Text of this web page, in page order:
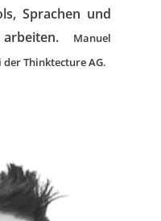
Sprachen und
Manuel
Thinktecture AG.